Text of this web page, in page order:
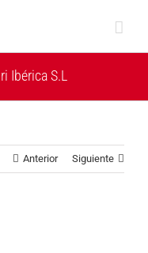
Ibérica S.L
Anterior Siguiente